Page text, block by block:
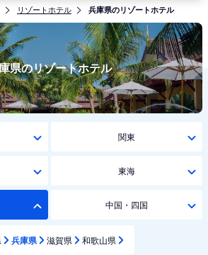
リゾートホテル 兵庫県のリゾートホテル
県のリゾートホテル
関東
東海
兵庫県 滋賀県 和歌山県
中国・四国